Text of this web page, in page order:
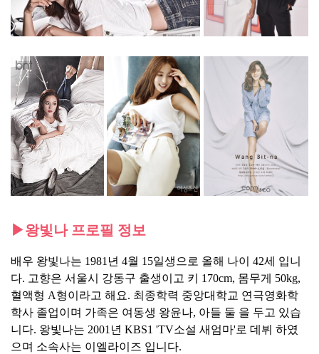
▶왕빛나 프로필 정보
배우 왕빛나는 1981년 4월 15일생으로 올해 나이 42세 입니
다. 고향은 서울시 강동구 출생이고 키 170cm, 몸무게 50kg,
혈액형 A형이라고 해요. 최종학력 중앙대학교 연극영화학
학사 졸업이며 가족은 여동생 왕윤나, 아들 둘 을 두고 있습
니다. 왕빛나는 2001년 KBS1 'TV소설 새엄마'로 데뷔 하였
으며 소속사는 이엘라이즈 입니다.